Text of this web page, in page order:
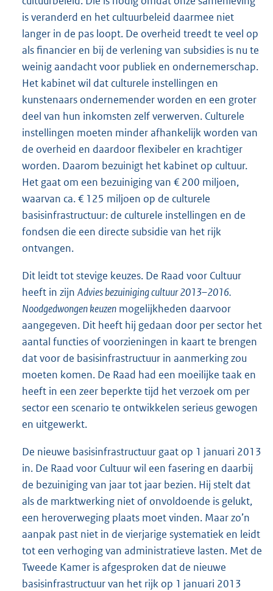
is veranderd en het cultuurbeleid daarmee niet
langer in de pas loopt. De overheid treedt te veel op
als financier en bij de verlening van subsidies is nu te
weinig aandacht voor publiek en ondernemerschap.
Het kabinet wil dat culturele instellingen en
kunstenaars ondernemender worden en een groter
deel van hun inkomsten zelf verwerven. Culturele
instellingen moeten minder afhankelijk worden van
de overheid en daardoor flexibeler en krachtiger
worden. Daarom bezuinigt het kabinet op cultuur.
Het gaat om een bezuiniging van € 200 miljoen,
waarvan ca. € 125 miljoen op de culturele
basisinfrastructuur: de culturele instellingen en de
fondsen die een directe subsidie van het rijk
ontvangen.
Dit leidt tot stevige keuzes. De Raad voor Cultuur
heeft in zijn Advies bezuiniging cultuur 2013–2016.
Noodgedwongen keuzen mogelijkheden daarvoor
aangegeven. Dit heeft hij gedaan door per sector het
aantal functies of voorzieningen in kaart te brengen
dat voor de basisinfrastructuur in aanmerking zou
moeten komen. De Raad had een moeilijke taak en
heeft in een zeer beperkte tijd het verzoek om per
sector een scenario te ontwikkelen serieus gewogen
en uitgewerkt.
De nieuwe basisinfrastructuur gaat op 1 januari 2013
in. De Raad voor Cultuur wil een fasering en daarbij
de bezuiniging van jaar tot jaar bezien. Hij stelt dat
als de marktwerking niet of onvoldoende is gelukt,
een heroverweging plaats moet vinden. Maar zo’n
aanpak past niet in de vierjarige systematiek en leidt
tot een verhoging van administratieve lasten. Met de
Tweede Kamer is afgesproken dat de nieuwe
basisinfrastructuur van het rijk op 1 januari 2013